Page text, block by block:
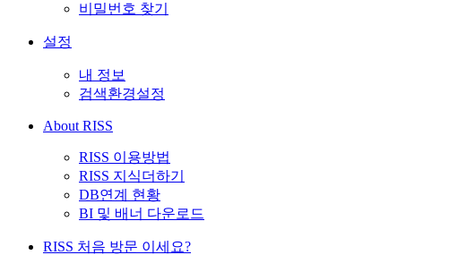
비밀번호 찾기
설정
내 정보
검색환경설정
About RISS
RISS 이용방법
RISS 지식더하기
DB연계 현황
BI 및 배너 다운로드
RISS 처음 방문 이세요?